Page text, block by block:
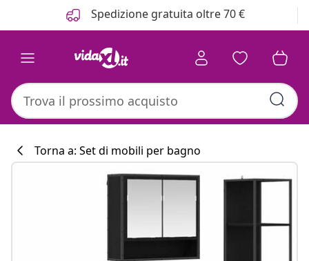
Spedizione gratuita oltre 70 €
Torna a: Set di mobili per bagno